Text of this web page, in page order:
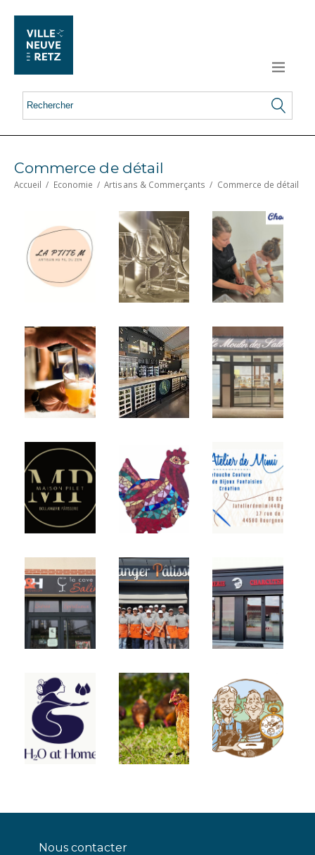
Commerce de détail
Accueil / Economie /Artisans & Commerçants / Commerce de détail
Sophie
P'tite M
En savoir
Beilvaire
Philippe
Cave Le
Fronsadais
Négociant
En savoir
plus...
Atelier de
pâtisserie
&
commande
Emmanuel
Brasserie
Templier
En savoir
plus...
Kyrian
Mérieau
Bar et
Vous
(B&V)
En savoir
plus...
Landreau
Béatrice &
Templier
Philippe
Le Moulin
En savoir
plus...
Maison
Pilet
Maison
plus...
Auguste
Les
Poulettes
du Marais
poules
Michelle
Menard
L'Atelier
Retouche
plus...
Pasquier
Emmanuel
- La Cave
Salines
Négociant
en bières
En savoir
plus...
Piron
Clément -
Le Fournil
de la Baie
Le Fournil
En savoir
plus...
Savary
Alain &
Matthieu -
Boucherie
Charcuterie
Charcuterie
de la Baie
Boucher -
Charcutier
En savoir
Séverine
Youx -
H2O
Vente de
En savoir
plus...
Veron
Mickaël
Les
poulets de
la baie
plus...
Vincent
Ritz - Les
Bidouilles
de Mémé
Les
plus...
Nous contacter